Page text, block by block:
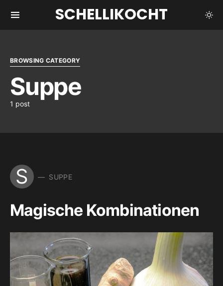
SCHELLIKOCHT
BROWSING CATEGORY
Suppe
1 post
S SUPPE
Magische Kombinationen